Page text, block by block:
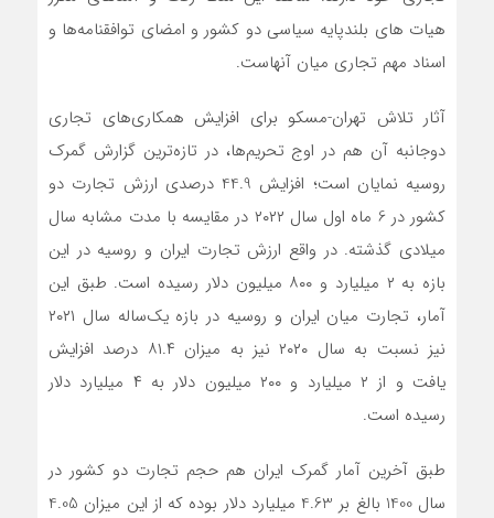
هیات های بلندپایه سیاسی دو کشور و امضای توافقنامه‌ها و
اسناد مهم تجاری میان آنهاست.
آثار تلاش تهران-مسکو برای افزایش همکاری‌های تجاری
دوجانبه آن هم در اوج تحریم‌ها، در تازه‌ترین گزارش گمرک
روسیه نمایان است؛ افزایش 44.9 درصدی ارزش تجارت دو
کشور در 6 ماه اول سال ۲۰۲۲ در مقایسه با مدت مشابه سال
میلادی گذشته. در واقع ارزش تجارت ایران و روسیه در این
بازه به ۲ میلیارد و ۸۰۰ میلیون دلار رسیده است. طبق این
آمار، تجارت میان ایران و روسیه در بازه یک‌ساله سال ۲۰۲۱
نیز نسبت به سال ۲۰۲۰ نیز به میزان ۸۱.۴ درصد افزایش
یافت و از ۲ میلیارد و ۲۰۰ میلیون دلار به ۴ میلیارد دلار
رسیده است.
طبق آخرین آمار گمرک ایران هم حجم تجارت دو کشور در
سال 1400 بالغ بر 4.63 میلیارد دلار بوده که از این میزان 4.05